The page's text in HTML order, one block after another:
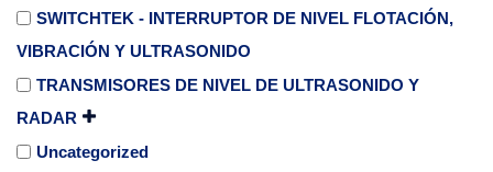
SWITCHTEK - INTERRUPTOR DE NIVEL FLOTACIÓN,
VIBRACIÓN Y ULTRASONIDO
TRANSMISORES DE NIVEL DE ULTRASONIDO Y
RADAR
Uncategorized